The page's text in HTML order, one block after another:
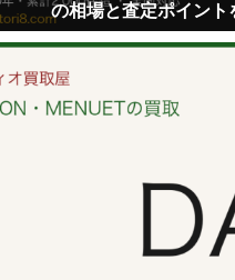
の相場と査定ポイント